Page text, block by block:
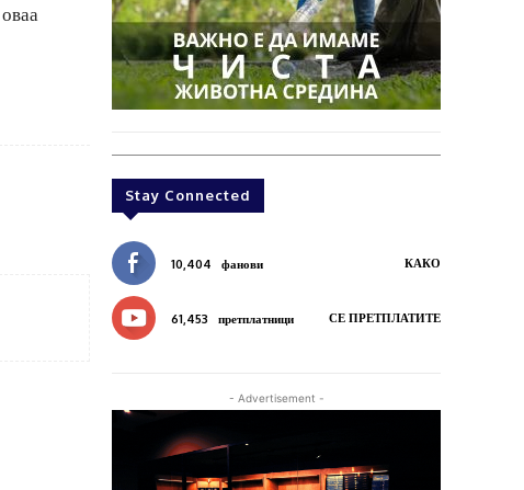
Stay Connected
10,404 фанови КАКО
61,453 претплатници СЕ ПРЕТПЛАТИТЕ
- Advertisement -